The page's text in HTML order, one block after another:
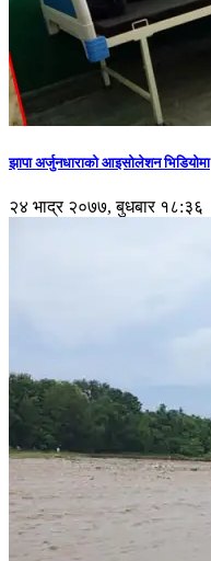
झापा अर्जुनधाराको आइसोलेशन भिडियोमा
२४ भाद्र २०७७, बुधबार १८:३६